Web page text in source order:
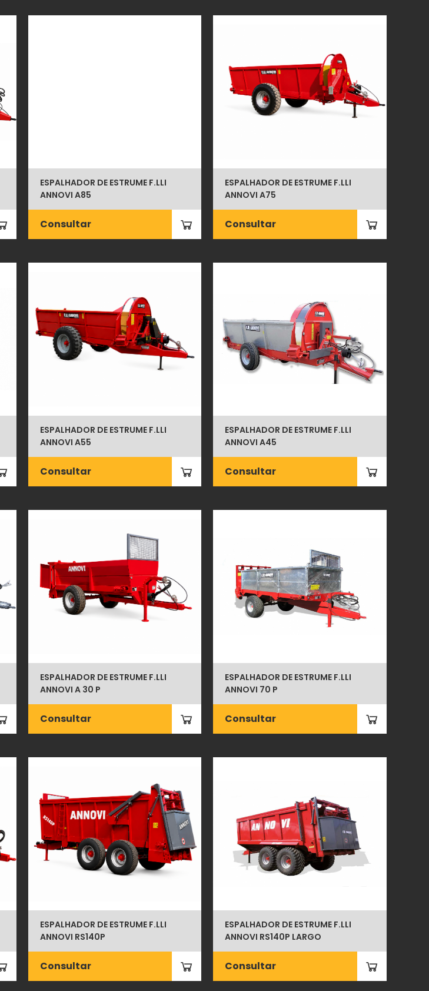
ESPALHADOR DE ESTRUME F.LLI
ANNOVI A85
Consultar
ESPALHADOR DE ESTRUME F.LLI
ANNOVI A75
Consultar
ESPALHADOR DE ESTRUME F.LLI
ANNOVI A55
Consultar
ESPALHADOR DE ESTRUME F.LLI
ANNOVI A45
Consultar
ESPALHADOR DE ESTRUME F.LLI
ANNOVI A 30 P
Consultar
ESPALHADOR DE ESTRUME F.LLI
ANNOVI 70 P
Consultar
ESPALHADOR DE ESTRUME F.LLI
ANNOVI RS140P
Consultar
ESPALHADOR DE ESTRUME F.LLI
ANNOVI RS140P LARGO
Consultar